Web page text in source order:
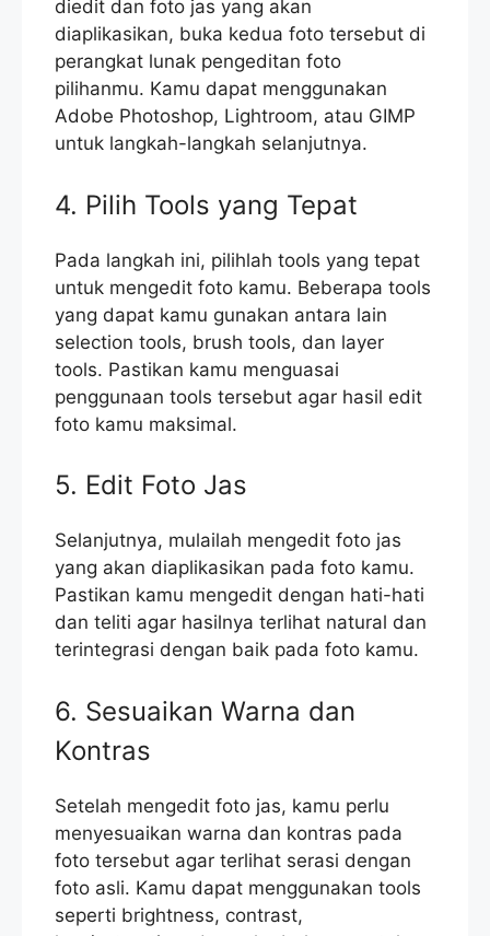
diedit dan foto jas yang akan
diaplikasikan, buka kedua foto tersebut di
perangkat lunak pengeditan foto
pilihanmu. Kamu dapat menggunakan
Adobe Photoshop, Lightroom, atau GIMP
untuk langkah-langkah selanjutnya.
4. Pilih Tools yang Tepat
Pada langkah ini, pilihlah tools yang tepat
untuk mengedit foto kamu. Beberapa tools
yang dapat kamu gunakan antara lain
selection tools, brush tools, dan layer
tools. Pastikan kamu menguasai
penggunaan tools tersebut agar hasil edit
foto kamu maksimal.
5. Edit Foto Jas
Selanjutnya, mulailah mengedit foto jas
yang akan diaplikasikan pada foto kamu.
Pastikan kamu mengedit dengan hati-hati
dan teliti agar hasilnya terlihat natural dan
terintegrasi dengan baik pada foto kamu.
6. Sesuaikan Warna dan
Kontras
Setelah mengedit foto jas, kamu perlu
menyesuaikan warna dan kontras pada
foto tersebut agar terlihat serasi dengan
foto asli. Kamu dapat menggunakan tools
seperti brightness, contrast,